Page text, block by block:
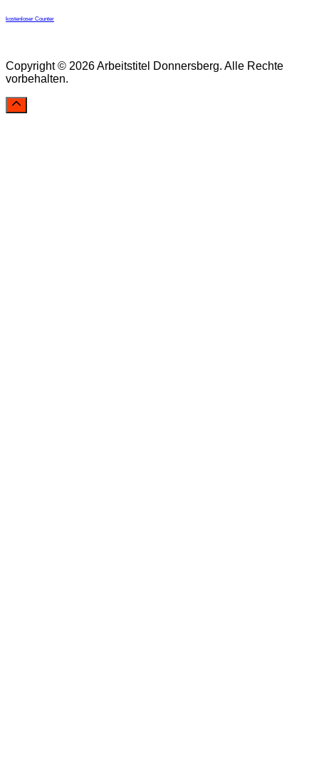
kostenloser Counter
Copyright © 2026 Arbeitstitel Donnersberg. Alle Rechte
vorbehalten.